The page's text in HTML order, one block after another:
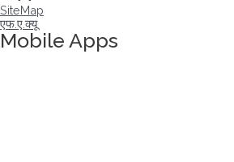
SiteMap
एफ.ए.क्यू
Mobile Apps